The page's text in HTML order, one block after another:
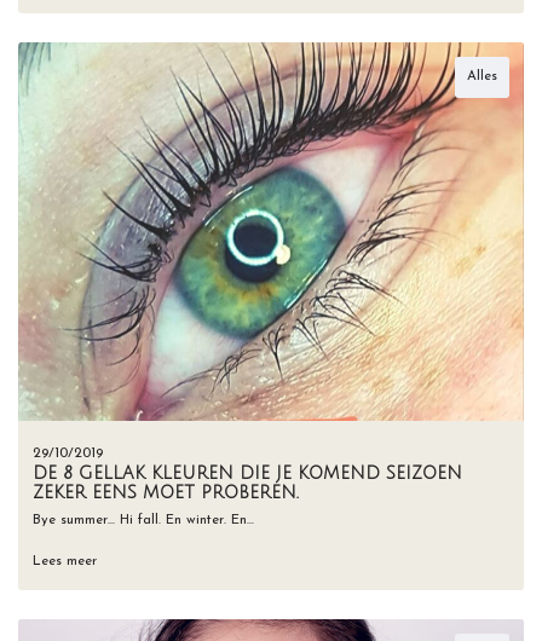
Alles
29/10/2019
DE 8 GELLAK KLEUREN DIE JE KOMEND SEIZOEN
ZEKER EENS MOET PROBEREN.
Bye summer… Hi fall. En winter. En…
Lees meer